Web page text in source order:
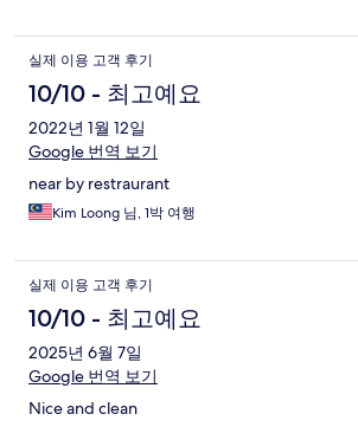
실제 이용 고객 후기
10/10 - 최고예요
2022년 1월 12일
Google 번역 보기
near by restraurant
Kim Loong 님, 1박 여행
실제 이용 고객 후기
10/10 - 최고예요
2025년 6월 7일
Google 번역 보기
Nice and clean